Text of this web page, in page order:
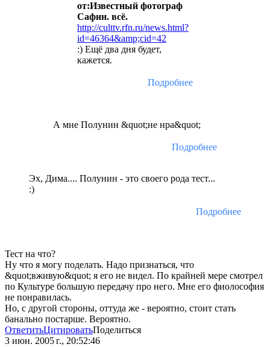
от:Известный фотограф
Сафин. всё.
http://culttv.rfn.ru/news.html?
id=46364&amp;cid=42
:) Ещё два дня будет,
кажется.
Подробнее
А мне Полунин &quot;не нра&quot;
Подробнее
Эх, Дима.... Полунин - это своего рода тест...
:)
Подробнее
Тест на что?
Ну что я могу поделать. Надо признаться, что
&quot;вживую&quot; я его не видел. По крайней мере смотрел
по Культуре большую передачу про него. Мне его фиолософия
не понравилась.
Но, с другой стороны, оттуда же - вероятно, стоит стать
банально постарше. Вероятно.
ОтветитьЦитироватьПоделиться
3 июн. 2005 г., 20:52:46